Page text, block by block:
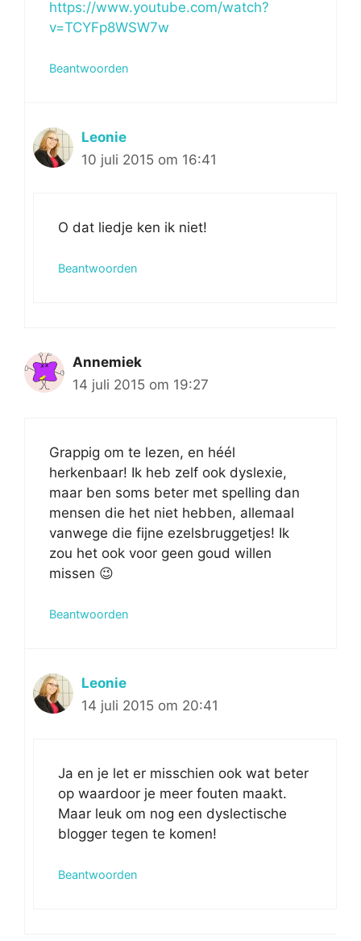
https://www.youtube.com/watch?
v=TCYFp8WSW7w
Beantwoorden
Leonie
10 juli 2015 om 16:41
O dat liedje ken ik niet!
Beantwoorden
Annemiek
14 juli 2015 om 19:27
Grappig om te lezen, en héél
herkenbaar! Ik heb zelf ook dyslexie,
maar ben soms beter met spelling dan
mensen die het niet hebben, allemaal
vanwege die fijne ezelsbruggetjes! Ik
zou het ook voor geen goud willen
missen 😉
Beantwoorden
Leonie
14 juli 2015 om 20:41
Ja en je let er misschien ook wat beter
op waardoor je meer fouten maakt.
Maar leuk om nog een dyslectische
blogger tegen te komen!
Beantwoorden